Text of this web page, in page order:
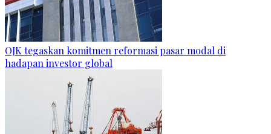
OJK tegaskan komitmen reformasi pasar modal di
hadapan investor global